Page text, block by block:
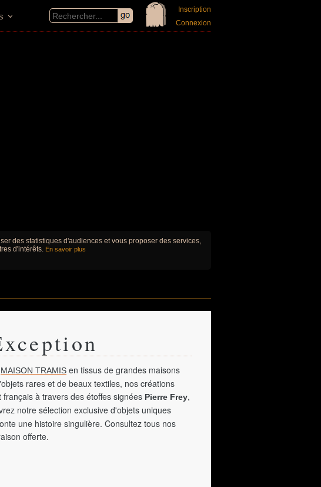
Inscription
Connexion
des statistiques d'audiences et vous proposer des services,
d'intérêts. En savoir plus
MAISON TRAMIS en tissus de grandes maisons
rares et de beaux textiles, nos créations
à travers des étoffes signées Pierre Frey,
notre sélection exclusive d'objets uniques
une histoire singulière. Consultez tous nos
offerte.